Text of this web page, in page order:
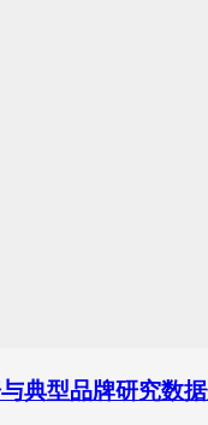
典型品牌研究数